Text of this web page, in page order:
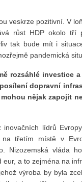
veskrze pozitivní. V
růst HDP okolo tří
tak bude mít i
pandemická
rozsáhlé investice
dopravní
nějak zapojit
lídrů
třetím místě v
Nizozemská vláda
a to zejména na
výroba by byla